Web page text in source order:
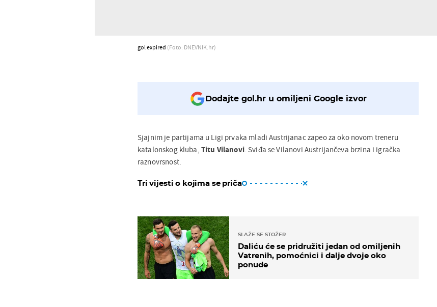
gol expired (Foto: DNEVNIK.hr)
Dodajte gol.hr u omiljeni Google izvor
Sjajnim je partijama u Ligi prvaka mladi Austrijanac zapeo za oko novom treneru
katalonskog kluba, Titu Vilanovi. Sviđa se Vilanovi Austrijančeva brzina i igračka
raznovrsnost.
Tri vijesti o kojima se priča
SLAŽE SE STOŽER
Daliću će se pridružiti jedan od omiljenih
Vatrenih, pomoćnici i dalje dvoje oko
ponude